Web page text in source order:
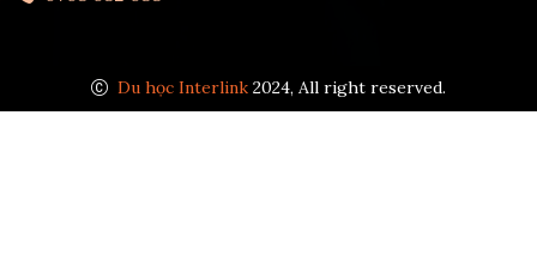
Du học Interlink 2024, All right reserved.